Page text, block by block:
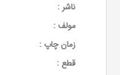
ناشر :
مولف :
زمان چاپ :
قطع :